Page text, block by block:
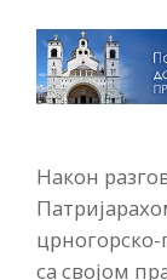
Након
са својом